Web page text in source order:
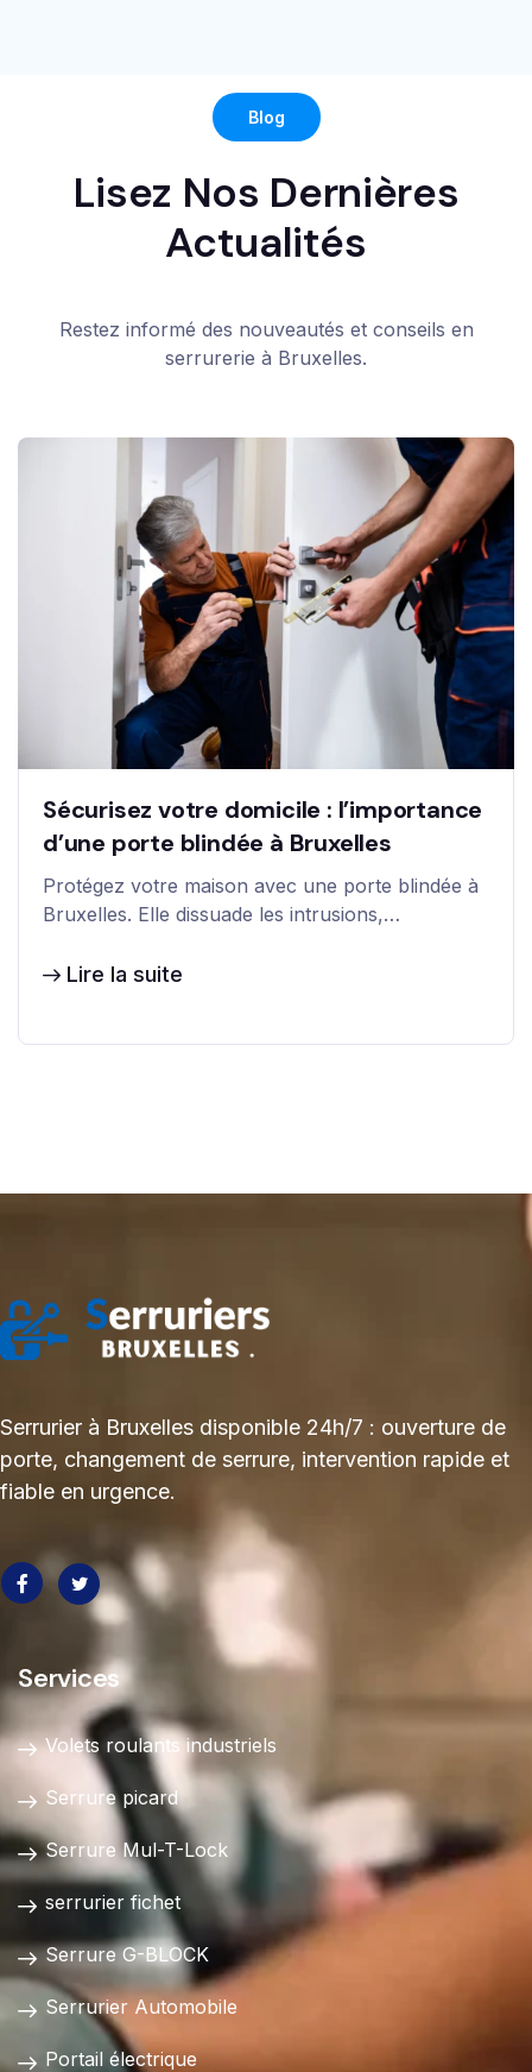
Blog
Lisez Nos Dernières
Actualités
Restez informé des nouveautés et conseils en
serrurerie à Bruxelles.
Sécurisez votre domicile : l’importance
d’une porte blindée à Bruxelles
Protégez votre maison avec une porte blindée à
Bruxelles. Elle dissuade les intrusions,…
Lire la suite
Serrurier à Bruxelles disponible 24h/7 : ouverture de
porte, changement de serrure, intervention rapide et
fiable en urgence.
Services
Volets roulants industriels
Serrure picard
Serrure Mul-T-Lock
serrurier fichet
Serrure G-BLOCK
Serrurier Automobile
Portail électrique